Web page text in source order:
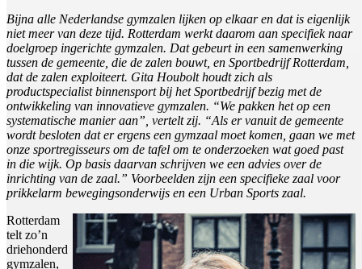
Bijna alle Nederlandse gymzalen lijken op elkaar en dat is eigenlijk
niet meer van deze tijd. Rotterdam werkt daarom aan specifiek naar
doelgroep ingerichte gymzalen. Dat gebeurt in een samenwerking
tussen de gemeente, die de zalen bouwt, en Sportbedrijf Rotterdam,
dat de zalen exploiteert. Gita Houbolt houdt zich als
productspecialist binnensport bij het Sportbedrijf bezig met de
ontwikkeling van innovatieve gymzalen. “We pakken het op een
systematische manier aan”, vertelt zij. “Als er vanuit de gemeente
wordt besloten dat er ergens een gymzaal moet komen, gaan we met
onze sportregisseurs om de tafel om te onderzoeken wat goed past
in die wijk. Op basis daarvan schrijven we een advies over de
inrichting van de zaal.” Voorbeelden zijn een specifieke zaal voor
prikkelarm bewegingsonderwijs en een Urban Sports zaal.
Rotterdam
telt zo’n
driehonderd
gymzalen,